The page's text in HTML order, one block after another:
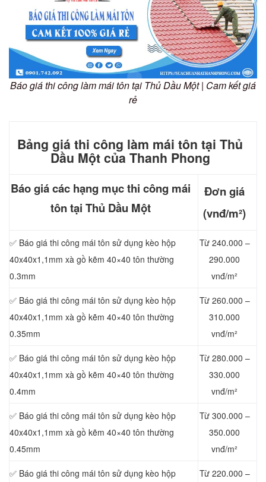
Báo giá thi công làm mái tôn tại Thủ Dầu Một | Cam kết giá
rẻ
Bảng giá thi công làm mái tôn tại Thủ
Dầu Một của Thanh Phong
Báo giá các hạng mục thi công mái
tôn tại Thủ Dầu Một
Đơn giá
(vnđ/m²)
✅ Báo giá thi công mái tôn sử dụng kèo hộp
40x40x1,1mm xà gồ kẽm 40×40 tôn thường
0.3mm
Từ 240.000 –
290.000
vnđ/m²
✅ Báo giá thi công mái tôn sử dụng kèo hộp
40x40x1,1mm xà gồ kẽm 40×40 tôn thường
0.35mm
Từ 260.000 –
310.000
vnđ/m²
✅ Báo giá thi công mái tôn sử dụng kèo hộp
40x40x1,1mm xà gồ kẽm 40×40 tôn thường
0.4mm
Từ 280.000 –
330.000
vnđ/m²
✅ Báo giá thi công mái tôn sử dụng kèo hộp
40x40x1,1mm xà gồ kẽm 40×40 tôn thường
0.45mm
Từ 300.000 –
350.000
vnđ/m²
✅ Báo giá thi công mái tôn sử dụng kèo hộp
Từ 220.000 –